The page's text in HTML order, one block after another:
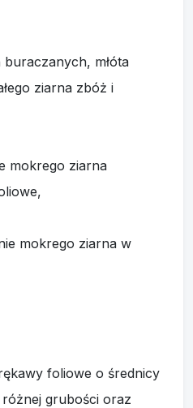
buraczanych, młóta
ziarna zbóż i
mokrego ziarna
mokrego ziarna w
foliowe o średnicy
grubości oraz